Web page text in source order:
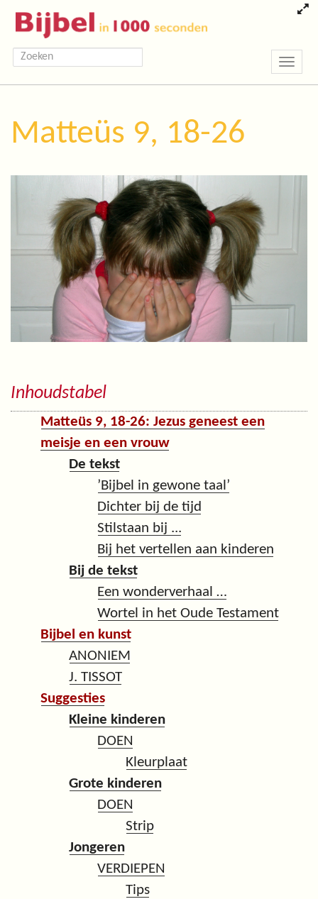
Toggle
Matteüs 9, 18-26
Inhoudstabel
Matteüs 9, 18-26: Jezus geneest een
meisje en een vrouw
De tekst
’Bijbel in gewone taal’
Dichter bij de tijd
Stilstaan bij ...
Bij het vertellen aan kinderen
Bij de tekst
Een wonderverhaal …
Wortel in het Oude Testament
Bijbel en kunst
ANONIEM
J. TISSOT
Suggesties
Kleine kinderen
DOEN
Kleurplaat
Grote kinderen
DOEN
Strip
Jongeren
VERDIEPEN
Tips